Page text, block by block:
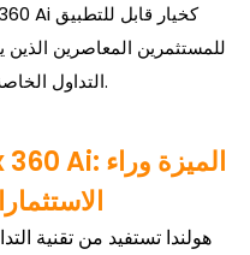
للمستثمرين المعاصرين
التداول الخاصة بهم بشكل مسؤول.